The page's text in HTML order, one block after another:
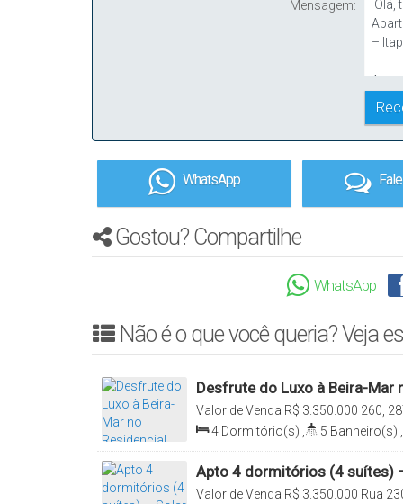
Mensagem:
WhatsApp
Gostou? Compartilhe
WhatsApp
Não é o que você queria? Veja
Desfrute do Luxo à Beira-Mar
Vicenza em Meia Praia
R$ 3.350.000
Valor de Venda
260,
Itapema, Santa Catarina, Brasil
4 Dormitório(s) , 5 Banheiro(s) ,
Sala(s) , 4 Suíte(s) , Total: 193
Apto 4 dormitórios (4 suítes)
R$ 3.350.000
Valor de Venda
Rua